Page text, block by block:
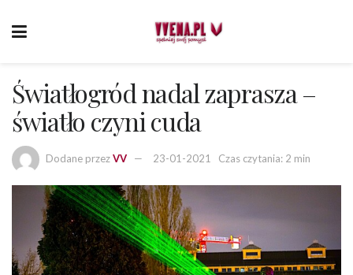
Światłogród nadal zaprasza –
światło czyni cuda
Dodane przezVV 23-01-2021 Czas czytania: 2 min